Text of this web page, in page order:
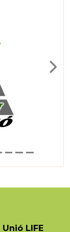
Next
LIFE